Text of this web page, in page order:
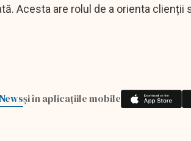
Acesta are rolul de a orienta clienții
și în aplicațiile mobile